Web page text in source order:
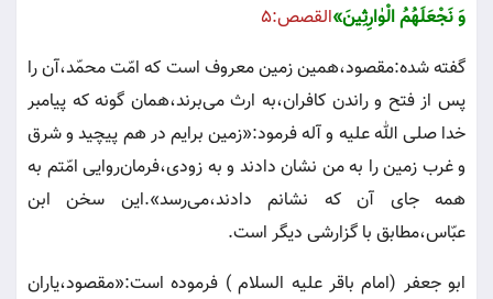
وَ نَجْعَلَهُمُ‌ الْوٰارِثِينَ‌»القصص:٥
گفته شده:مقصود،همين زمين معروف است كه امّت محمّد،آن را
پس از فتح و راندن كافران،به ارث مى‌برند،همان گونه كه پيامبر
خدا صلى الله عليه و آله فرمود:«زمين برايم در هم پيچيد و شرق
و غرب زمين را به من نشان دادند و به زودى،فرمان‌روايى امّتم به
همه جاى آن كه نشانم دادند،مى‌رسد».اين سخن ابن
عبّاس،مطابق با گزارشى ديگر است.
ابو جعفر (امام باقر عليه السلام ) فرموده است:«مقصود،ياران